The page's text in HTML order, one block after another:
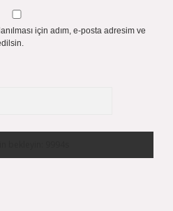
için adım, e-posta adresim ve